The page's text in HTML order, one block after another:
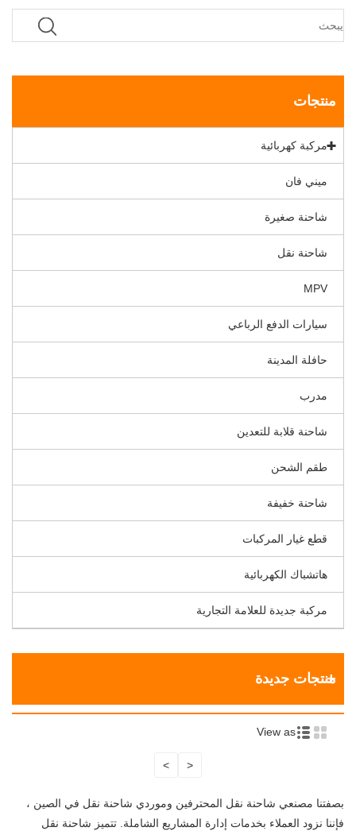
منتجات
مركبة كهربائية
ميني فان
شاحنة صغيرة
شاحنة نقل
MPV
سيارات الدفع الرباعي
حافلة المدينة
مدرب
شاحنة قلابة للتعدين
طقم الشحن
شاحنة خفيفة
قطع غيار المركبات
هاتشباك الكهربائية
مركبة جديدة للعلامة التجارية
منتجات جديدة
View as
<
>
بصفتنا مصنعي شاحنة نقل المحترفين وموردي شاحنة نقل في الصين ،
فإننا نزود العملاء بخدمات إدارة المشاريع الشاملة. تتميز شاحنة نقل